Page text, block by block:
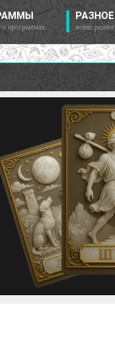
о программах
РАЗНОЕ
всяко разное